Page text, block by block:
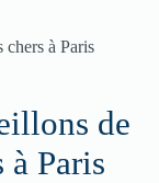
de
à Paris